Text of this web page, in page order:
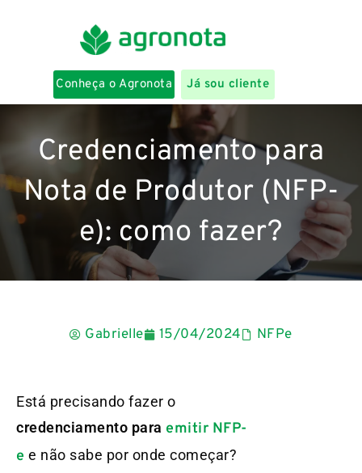
Conheça o Agronota Já sou cliente
Credenciamento para
Nota de Produtor (NFP-
e): como fazer?
Gabrielle 15/04/2024 NFPe
Está precisando fazer o
credenciamento para emitir NFP-
e e não sabe por onde começar?